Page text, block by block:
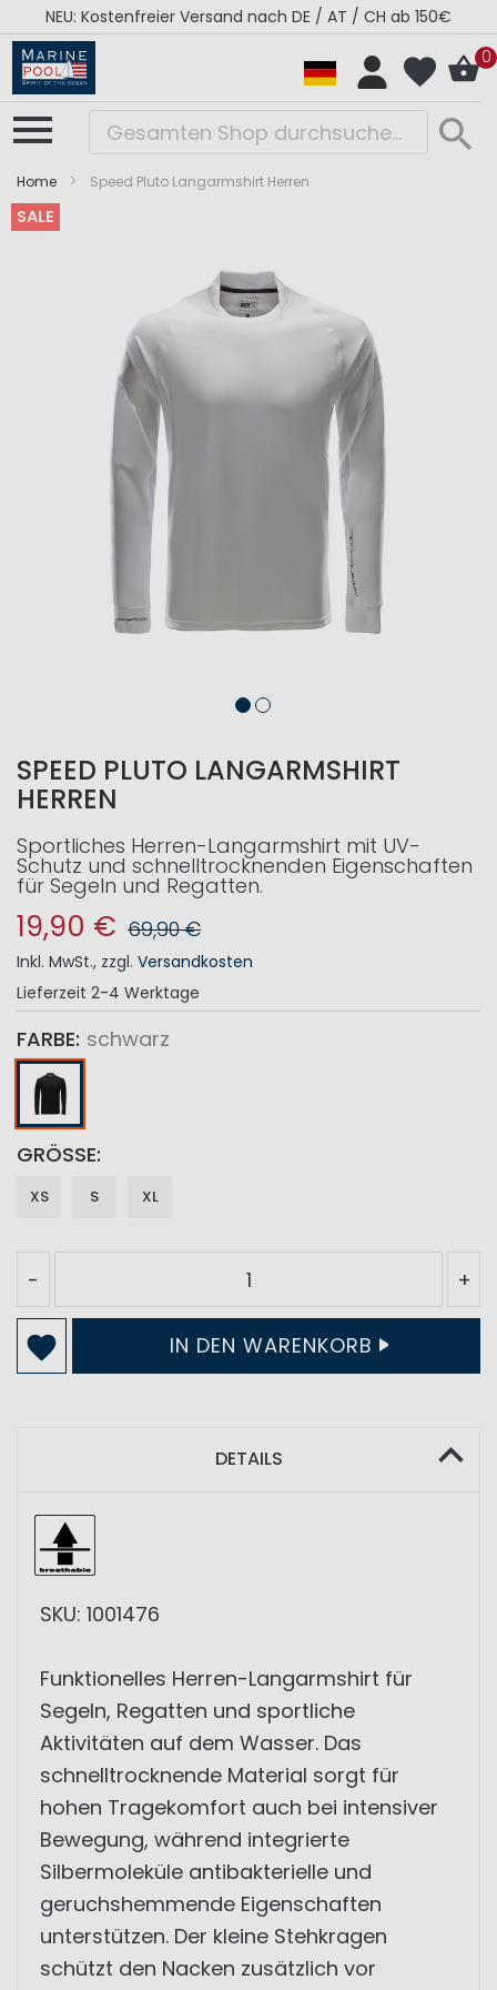
NEU: Kostenfreier Versand nach DE / AT / CH ab 150€
0
Home Speed Pluto Langarmshirt Herren
SALE
Zum
Bildergalerie
Zum
Bildergalerie
SPEED PLUTO LANGARMSHIRT
HERREN
Sportliches Herren-Langarmshirt mit UV-
Schutz und schnelltrocknenden Eigenschaften
für Segeln und Regatten.
19,90 € 69,90 €
Inkl. MwSt., zzgl. Versandkosten
Lieferzeit 2-4 Werktage
FARBE schwarz
GRÖSSE
XS S XL
- +
IN DEN WARENKORB
DETAILS
SKU: 1001476
Funktionelles Herren-Langarmshirt für
Segeln, Regatten und sportliche
Aktivitäten auf dem Wasser. Das
schnelltrocknende Material sorgt für
hohen Tragekomfort auch bei intensiver
Bewegung, während integrierte
Silbermoleküle antibakterielle und
geruchshemmende Eigenschaften
unterstützen. Der kleine Stehkragen
schützt den Nacken zusätzlich vor